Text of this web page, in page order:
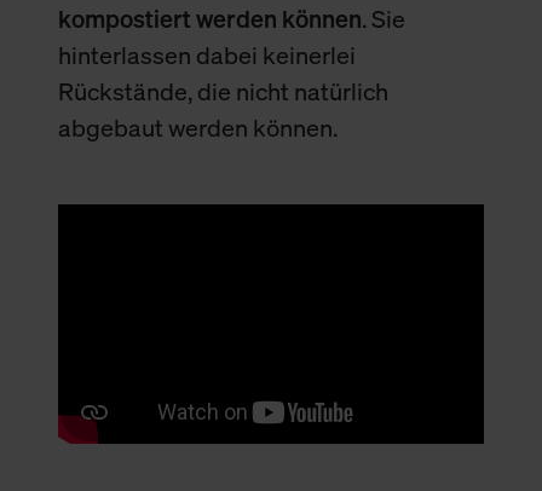
kompostiert werden können. Sie
hinterlassen dabei keinerlei
Rückstände, die nicht natürlich
abgebaut werden können.